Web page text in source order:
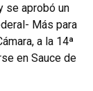
se aprobó un
Más para
a la 14ª
en Sauce de